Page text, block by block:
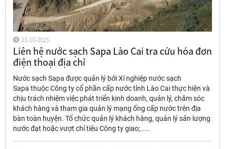
21-10-2025
Liên hệ nước sạch Sapa Lào Cai tra cứu hóa đơn
điện thoại địa chỉ
Nước sạch Sapa được quản lý bởi Xí nghiệp nước sạch
Sapa thuộc Công ty cổ phần cấp nước tỉnh Lào Cai thực hiện và
chịu trách nhiệm việc phát triển kinh doanh, quản lý, chăm sóc
khách hàng và tham gia quản lý mạng ống cấp nước trên địa
bàn toàn huyện. Tổ chức quản lý khách hàng, quản lý sản lượng
nước đạt hoặc vượt chỉ tiêu Công ty giao;.....